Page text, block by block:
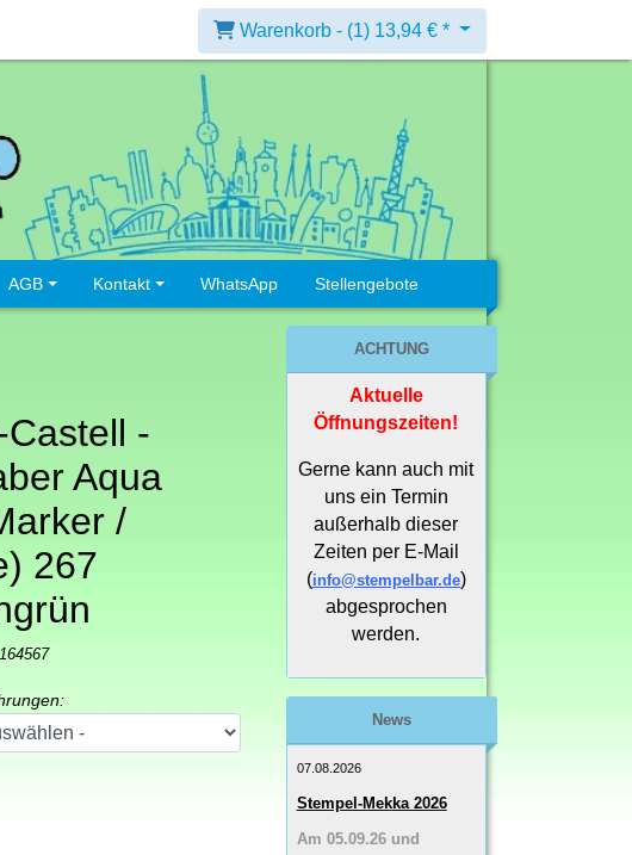
Warenkorb - (1) 13,94 € *
AGB Kontakt WhatsApp Stellengebote
-
Aqua
/
267
ACHTUNG
Aktuelle
Öffnungszeiten!
Gerne kann auch mit
uns ein Termin
außerhalb dieser
Zeiten per E-Mail
(info@stempelbar.de)
abgesprochen
werden.
News
07.08.2026
Stempel-Mekka 2026
Am 05.09.26 und